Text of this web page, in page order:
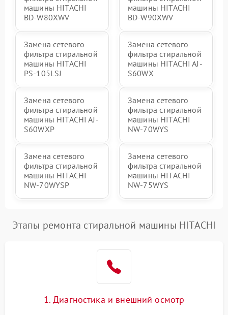
машины HITACHI
BD-W80XWV
машины HITACHI
BD-W90XWV
Замена сетевого
фильтра стиральной
машины HITACHI
PS-105LSJ
Замена сетевого
фильтра стиральной
машины HITACHI AJ-
S60WX
Замена сетевого
фильтра стиральной
машины HITACHI AJ-
S60WXP
Замена сетевого
фильтра стиральной
машины HITACHI
NW-70WYS
Замена сетевого
фильтра стиральной
машины HITACHI
NW-70WYSP
Замена сетевого
фильтра стиральной
машины HITACHI
NW-75WYS
Этапы ремонта стиральной машины HITACHI
1. Диагностика и внешний осмотр